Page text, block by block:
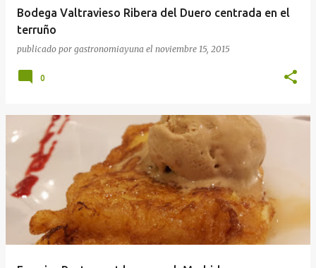
Bodega Valtravieso Ribera del Duero centrada en el
terruño
publicado por gastronomiayuna el noviembre 15, 2015
0